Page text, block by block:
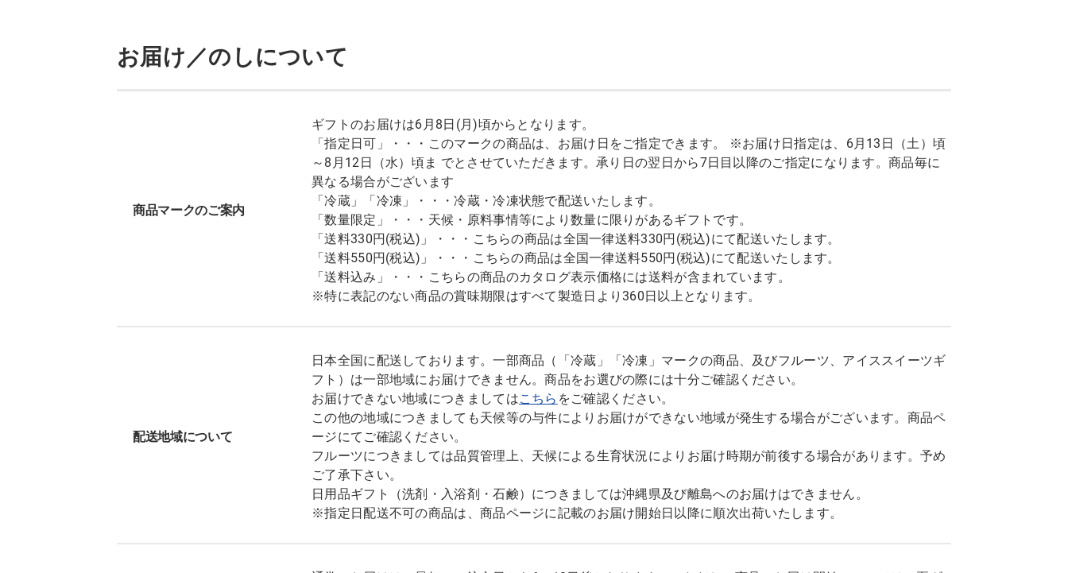
お届け／のしについて
商品マークのご案内
ギフトのお届けは6月8日(月)頃からとなります。
「指定日可」・・・このマークの商品は、お届け日をご指定できます。 ※お届け日指定は、6月13日（土）頃
～8月12日（水）頃ま でとさせていただきます。承り日の翌日から7日目以降のご指定になります。商品毎に
異なる場合がございます
「冷蔵」「冷凍」・・・冷蔵・冷凍状態で配送いたします。
「数量限定」・・・天候・原料事情等により数量に限りがあるギフトです。
「送料330円(税込)」・・・こちらの商品は全国一律送料330円(税込)にて配送いたします。
「送料550円(税込)」・・・こちらの商品は全国一律送料550円(税込)にて配送いたします。
「送料込み」・・・こちらの商品のカタログ表示価格には送料が含まれています。
※特に表記のない商品の賞味期限はすべて製造日より360日以上となります。
配送地域について
日本全国に配送しております。一部商品（「冷蔵」「冷凍」マークの商品、及びフルーツ、アイススイーツギ
フト）は一部地域にお届けできません。商品をお選びの際には十分ご確認ください。
お届けできない地域につきましてはこちら をご確認ください。
この他の地域につきましても天候等の与件によりお届けができない地域が発生する場合がございます。商品ペ
ージにてご確認ください。
フルーツにつきましては品質管理上、天候による生育状況によりお届け時期が前後する場合があります。予め
ご了承下さい。
日用品ギフト（洗剤・入浴剤・石鹸）につきましては沖縄県及び離島へのお届けはできません。
※指定日配送不可の商品は、商品ページに記載のお届け開始日以降に順次出荷いたします。